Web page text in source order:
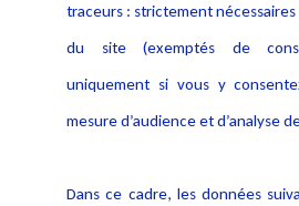
Déclaration d'accessibilité
Notice Légale
Politique de protection des
données
traceurs : strictement
du site (exemptés de
uniquement si vous y
mesure d’audience et d’analyse
Dans ce cadre, les données